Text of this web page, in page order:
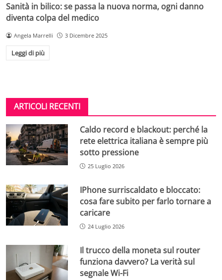
Sanità in bilico: se passa la nuova norma, ogni danno
diventa colpa del medico
Angela Marrelli 3 Dicembre 2025
Leggi di più
ARTICOLI RECENTI
Caldo record e blackout: perché la
rete elettrica italiana è sempre più
sotto pressione
25 Luglio 2026
IPhone surriscaldato e bloccato:
cosa fare subito per farlo tornare a
caricare
24 Luglio 2026
Il trucco della moneta sul router
funziona davvero? La verità sul
segnale Wi-Fi